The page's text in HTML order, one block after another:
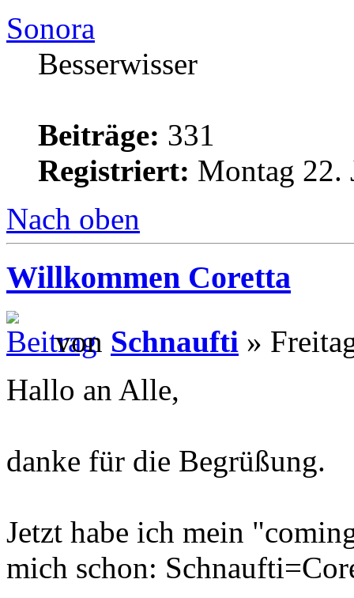
Sonora
Besserwisser
Beiträge: 331
Registriert: Montag 22.
Nach oben
Willkommen Coretta
von Schnaufti »
Hallo an Alle,
danke für die Begrüßung.
Jetzt habe ich mein
mich schon: